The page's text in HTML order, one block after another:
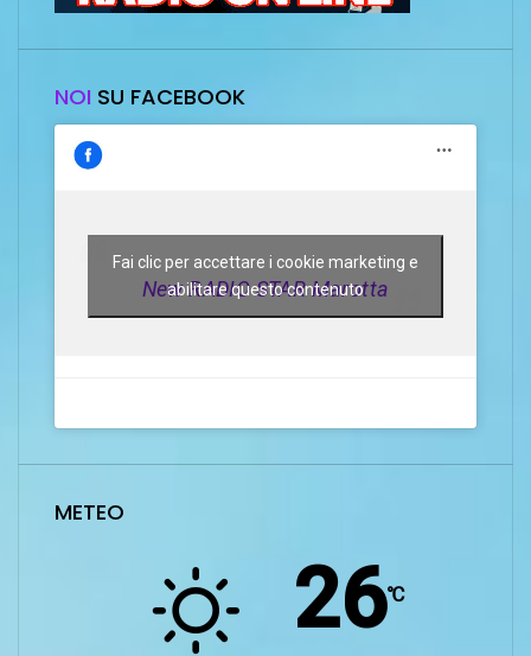
NOI SU FACEBOOK
New RADIO STAR Marotta
Fai clic per accettare i cookie marketing e
abilitare questo contenuto
METEO
26℃